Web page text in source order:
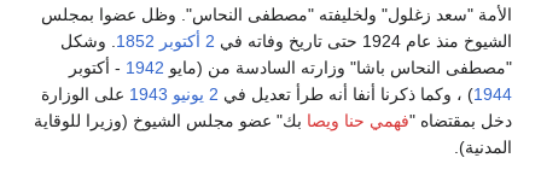
الأمة "سعد زغلول" ولخليفته "مصطفى النحاس". وظل عضوا بمجلس
الشيوخ منذ عام 1924 حتى تاريخ وفاته في
2 أكتوبر 1852. وشكل
"مصطفى النحاس باشا" وزارته السادسة من (مايو 1942 - أكتوبر
1944) ، وكما ذكرنا أنفا أنه طرأ تعديل في 2 يونيو 1943 على الوزارة
دخل بمقتضاه "فهمي حنا ويصا بك" عضو مجلس الشيوخ (وزيرا للوقاية
المدنية).